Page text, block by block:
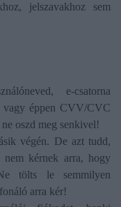
jelszavakhoz sem
e-csatorna
vagy éppen CVV/CVC
oszd meg senkivel!
végén. De azt tudd,
nem kérnek arra, hogy
tölts le semmilyen
arra kér!